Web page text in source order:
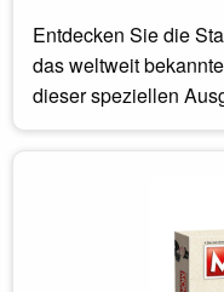
Entdecken Sie die
das weltweit
dieser speziellen